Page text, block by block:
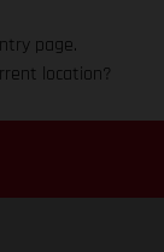
page.
location?